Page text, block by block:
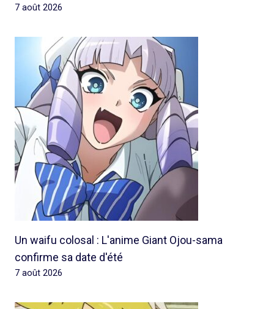
7 août 2026
Un waifu colosal : L'anime Giant Ojou-sama
confirme sa date d'été
7 août 2026